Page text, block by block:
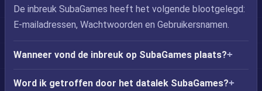
De inbreuk SubaGames heeft het volgende blootgelegd:
E-mailadressen, Wachtwoorden en Gebruikersnamen.
Wanneer vond de inbreuk op SubaGames plaats?
Word ik getroffen door het datalek SubaGames?